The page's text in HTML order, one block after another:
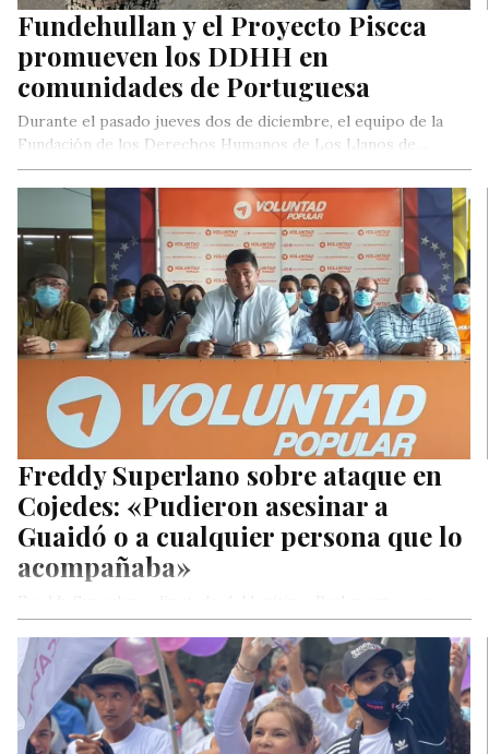
Fundehullan y el Proyecto Piscca
promueven los DDHH en
comunidades de Portuguesa
Durante el pasado jueves dos de diciembre, el equipo de la
Fundación de los Derechos Humanos de Los Llanos de…
Freddy Superlano sobre ataque en
Cojedes: «Pudieron asesinar a
Guaidó o a cualquier persona que lo
acompañaba»
Voluntad Popular, rechazó este martes el ataque de psuvistas
al presidente Juan Guaidó…